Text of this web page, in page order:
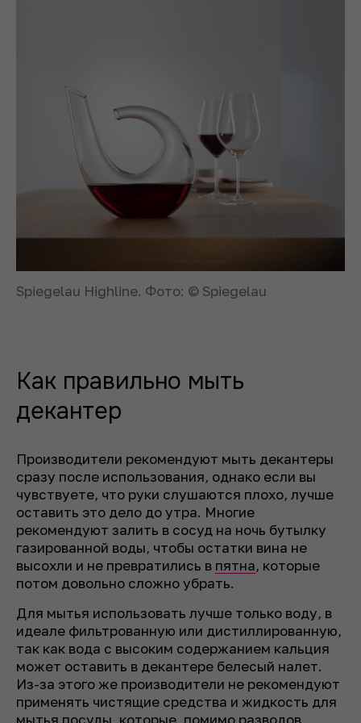
Spiegelau Highline. Фото: © Spiegelau
Как правильно мыть
декантер
Производители рекомендуют мыть декантеры
сразу после использования, однако если вы
чувствуете, что руки слушаются плохо, лучше
оставить это дело до утра. Многие
рекомендуют залить в сосуд на ночь бутылку
газированной воды, чтобы остатки вина не
высохли и не превратились в пятна, которые
потом довольно сложно убрать.
Для мытья использовать лучше только воду, в
идеале фильтрованную или дистиллированную,
так как вода с высоким содержанием кальция
может оставить в декантере белесый налет.
Из-за этого же производители не рекомендуют
применять чистящие средства и жидкость для
мытья посуды, которые, помимо разводов,